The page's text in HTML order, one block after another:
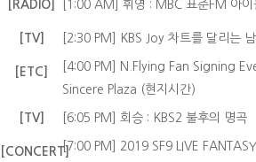
[RADIO] [1:00 AM] 휘영 : MBC 표준FM 아
[TV] [2:30 PM] KBS Joy 차트를 달리는
[ETC]
[4:00 PM] N.Flying Fan Signing
Sincere Plaza (현지시간)
[TV] [6:05 PM] 회승 : KBS2 불후의 명곡
[CONCERT][7:00 PM] 2019 SF9 LIVE